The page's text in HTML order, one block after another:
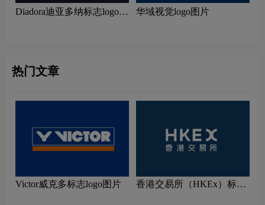
Diadora迪亚多纳标志logo图
华域视觉logo图片
热门文章
Victor威克多标志logo图片
香港交易所（HKEx）标志